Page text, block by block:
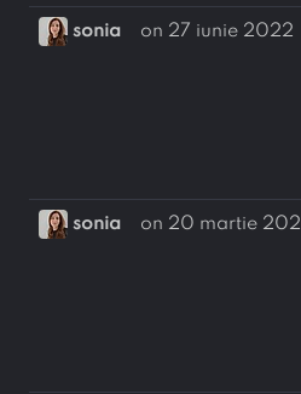
sonia on 27 iunie 2022
sonia on 20 martie 2021